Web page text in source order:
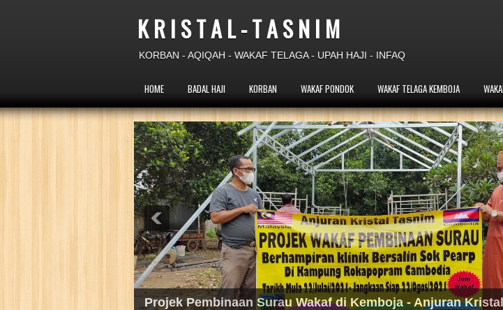
K R I S T A L - T A S N I M
KORBAN - AQIQAH - WAKAF TELAGA - UPAH HAJI - INFAQ
HOME BADAL HAJI KORBAN WAKAF PONDOK WAKAF TELAGA KEMBOJA
Projek Wakaf Telaga Pam Tangan di Kemboja